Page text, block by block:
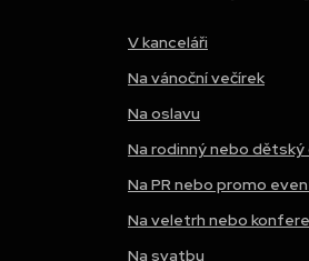
V kanceláři
Na vánoční večírek
Na oslavu
Na rodinný nebo dětský
Na PR nebo promo
Na veletrh nebo
Na svatbu